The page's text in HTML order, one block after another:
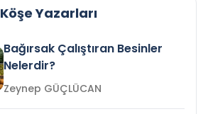
Köşe Yazarları
Bağırsak Çalıştıran Besinler
Nelerdir?
Zeynep GÜÇLÜCAN